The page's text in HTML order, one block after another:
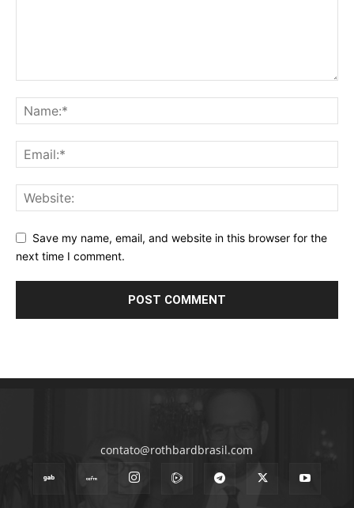
Save my name, email, and website in this browser for the
next time I comment.
contato@rothbardbrasil.com